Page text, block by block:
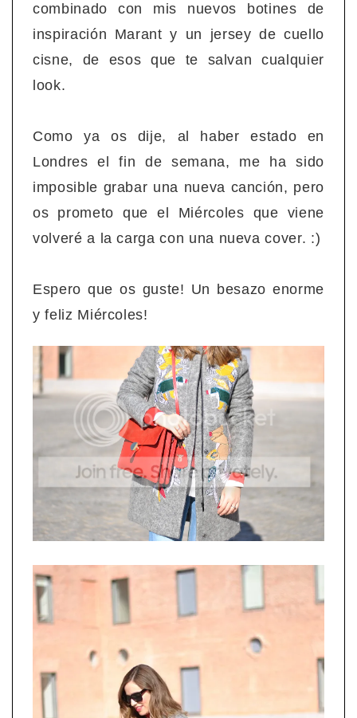
combinado con mis nuevos botines de
inspiración Marant y un jersey de cuello
cisne, de esos que te salvan cualquier
look.
Como ya os dije, al haber estado en
Londres el fin de semana, me ha sido
imposible grabar una nueva canción, pero
os prometo que el Miércoles que viene
volveré a la carga con una nueva cover. :)
Espero que os guste! Un besazo enorme
y feliz Miércoles!